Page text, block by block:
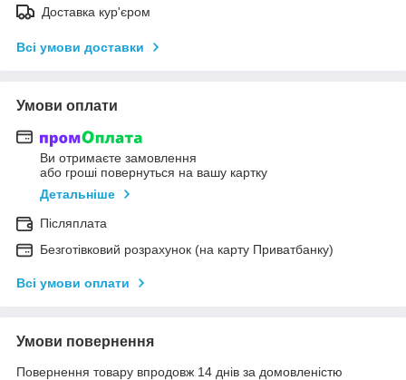
Доставка кур'єром
Всі умови доставки
Умови оплати
Ви отримаєте замовлення
або гроші повернуться на вашу картку
Детальніше
Післяплата
Безготівковий розрахунок (на карту Приватбанку)
Всі умови оплати
Умови повернення
Повернення товару впродовж 14 днів за домовленістю